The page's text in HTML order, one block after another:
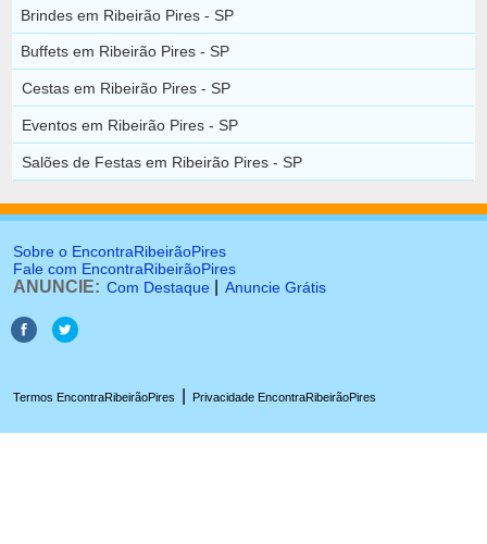
Brindes em Ribeirão Pires - SP
Buffets em Ribeirão Pires - SP
Cestas em Ribeirão Pires - SP
Eventos em Ribeirão Pires - SP
Salões de Festas em Ribeirão Pires - SP
Sobre o EncontraRibeirãoPires
Fale com EncontraRibeirãoPires
ANUNCIE: Com Destaque Anuncie Grátis
Termos EncontraRibeirãoPires Privacidade EncontraRibeirãoPires